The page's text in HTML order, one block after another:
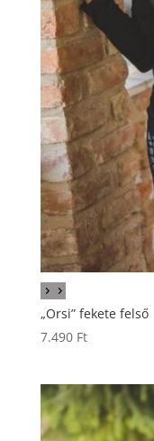
„Orsi” fekete felső
7.490 Ft